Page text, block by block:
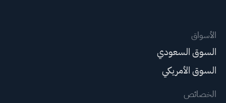
الأسواق
السوق السعودي
السوق الأمريكي
الخصائص